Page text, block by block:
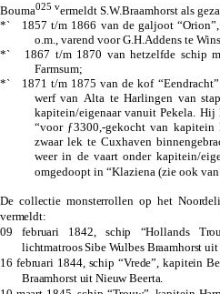
Bouma025 vermeldt S.W.Braamhorst als
*` 1857 t/m 1866 van de galjoot
o.m., varend voor G.H.Addens te
*` 1867 t/m 1870 van hetzelfde schip
Farmsum;
*` 1871 t/m 1875 van de kof
werf van Alta te Harlingen van
kapitein/eigenaar vanuit Pekela.
“voor ƒ3300,-gekocht van
zwaar lek te Cuxhaven
weer in de vaart onder kapitein/
omgedoopt in “Klaziena (zie ook
De collectie monsterrollen op het
vermeldt:
09 februari 1842, schip “Hollands
lichtmatroos Sibe Wulbes Braamhorst
16 februari 1844, schip “Vrede”, kapitein
Braamhorst uit Nieuw Beerta.